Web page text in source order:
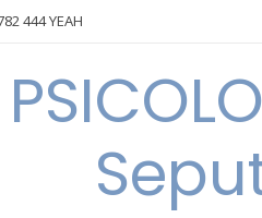
444 YEAH